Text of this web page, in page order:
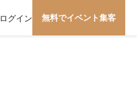
ログイン 無料でイベント集客